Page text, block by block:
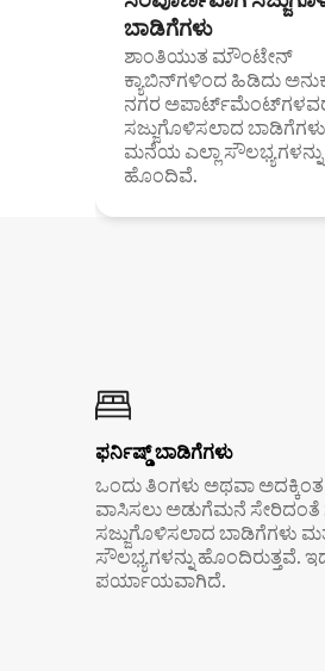
ಬಾಡಿಗೆಗಳು
ಶಾಂತಿಯುತ ಮೌಂಟೇನ್
ಕ್ಯಾಬಿನ್‌ಗಳಿಂದ ಹಿಡಿದು
ನಗರ
ಸಜ್ಜುಗೊಳಿಸಲಾದ ಬಾಡಿಗೆಗಳು
ಮನೆಯ ಎಲ್ಲಾ ಸೌಲಭ್ಯಗಳನ್ನು
ಹೊಂದಿವೆ.
ಫರ್ನಿಷ್ಡ್ ಬಾಡಿಗೆಗಳು
ಒಂದು ತಿಂಗಳು ಅಥವಾ
ವಾಸಿಸಲು ಅಡುಗೆಮನೆ
ಸಜ್ಜುಗೊಳಿಸಲಾದ ಬಾಡಿಗೆಗಳು
ಸೌಲಭ್ಯಗಳನ್ನು ಹೊಂದಿರುತ್ತವೆ.
ಪರ್ಯಾಯವಾಗಿದೆ.